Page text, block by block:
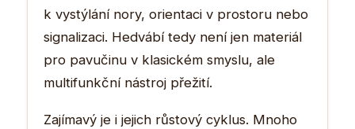
k vystýlání nory, orientaci v prostoru nebo
signalizaci. Hedvábí tedy není jen materiál
pro pavučinu v klasickém smyslu, ale
multifunkční nástroj přežití.
Zajímavý je i jejich růstový cyklus. Mnoho